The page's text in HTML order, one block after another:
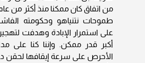
من اتفاق كان ممكنا منذ أكثر من
طموحات نتنياهو وحكومته
على استمرار الإبادة وهدفت
أكبر قدر ممكن. وإننا كنا على
الأحرص على سرعة إيقافها لحقن